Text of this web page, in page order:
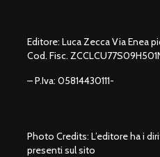
Editore: Luca Zecca Via Enea
Cod. Fisc.
– P.Iva: 05814430111-
Photo Credits: L’editore ha i
presenti sul sito